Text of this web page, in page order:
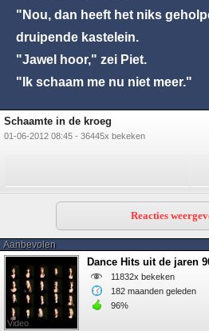
"Nou, dan heeft het niks
druipende kastelein.
"Jawel hoor," zei Piet.
"Ik schaam me nu niet meer."
Schaamte in de kroeg
01-06-2012 08:45 - 36445x bekeken
Reacties
Aanbevolen
Video
Dance Hits uit de jaren
11832x bekeken
182 maanden geleden
96%